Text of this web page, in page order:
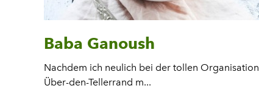
Baba Ganoush
Nachdem ich neulich bei der tollen Organisation
Über-den-Tellerrand m...